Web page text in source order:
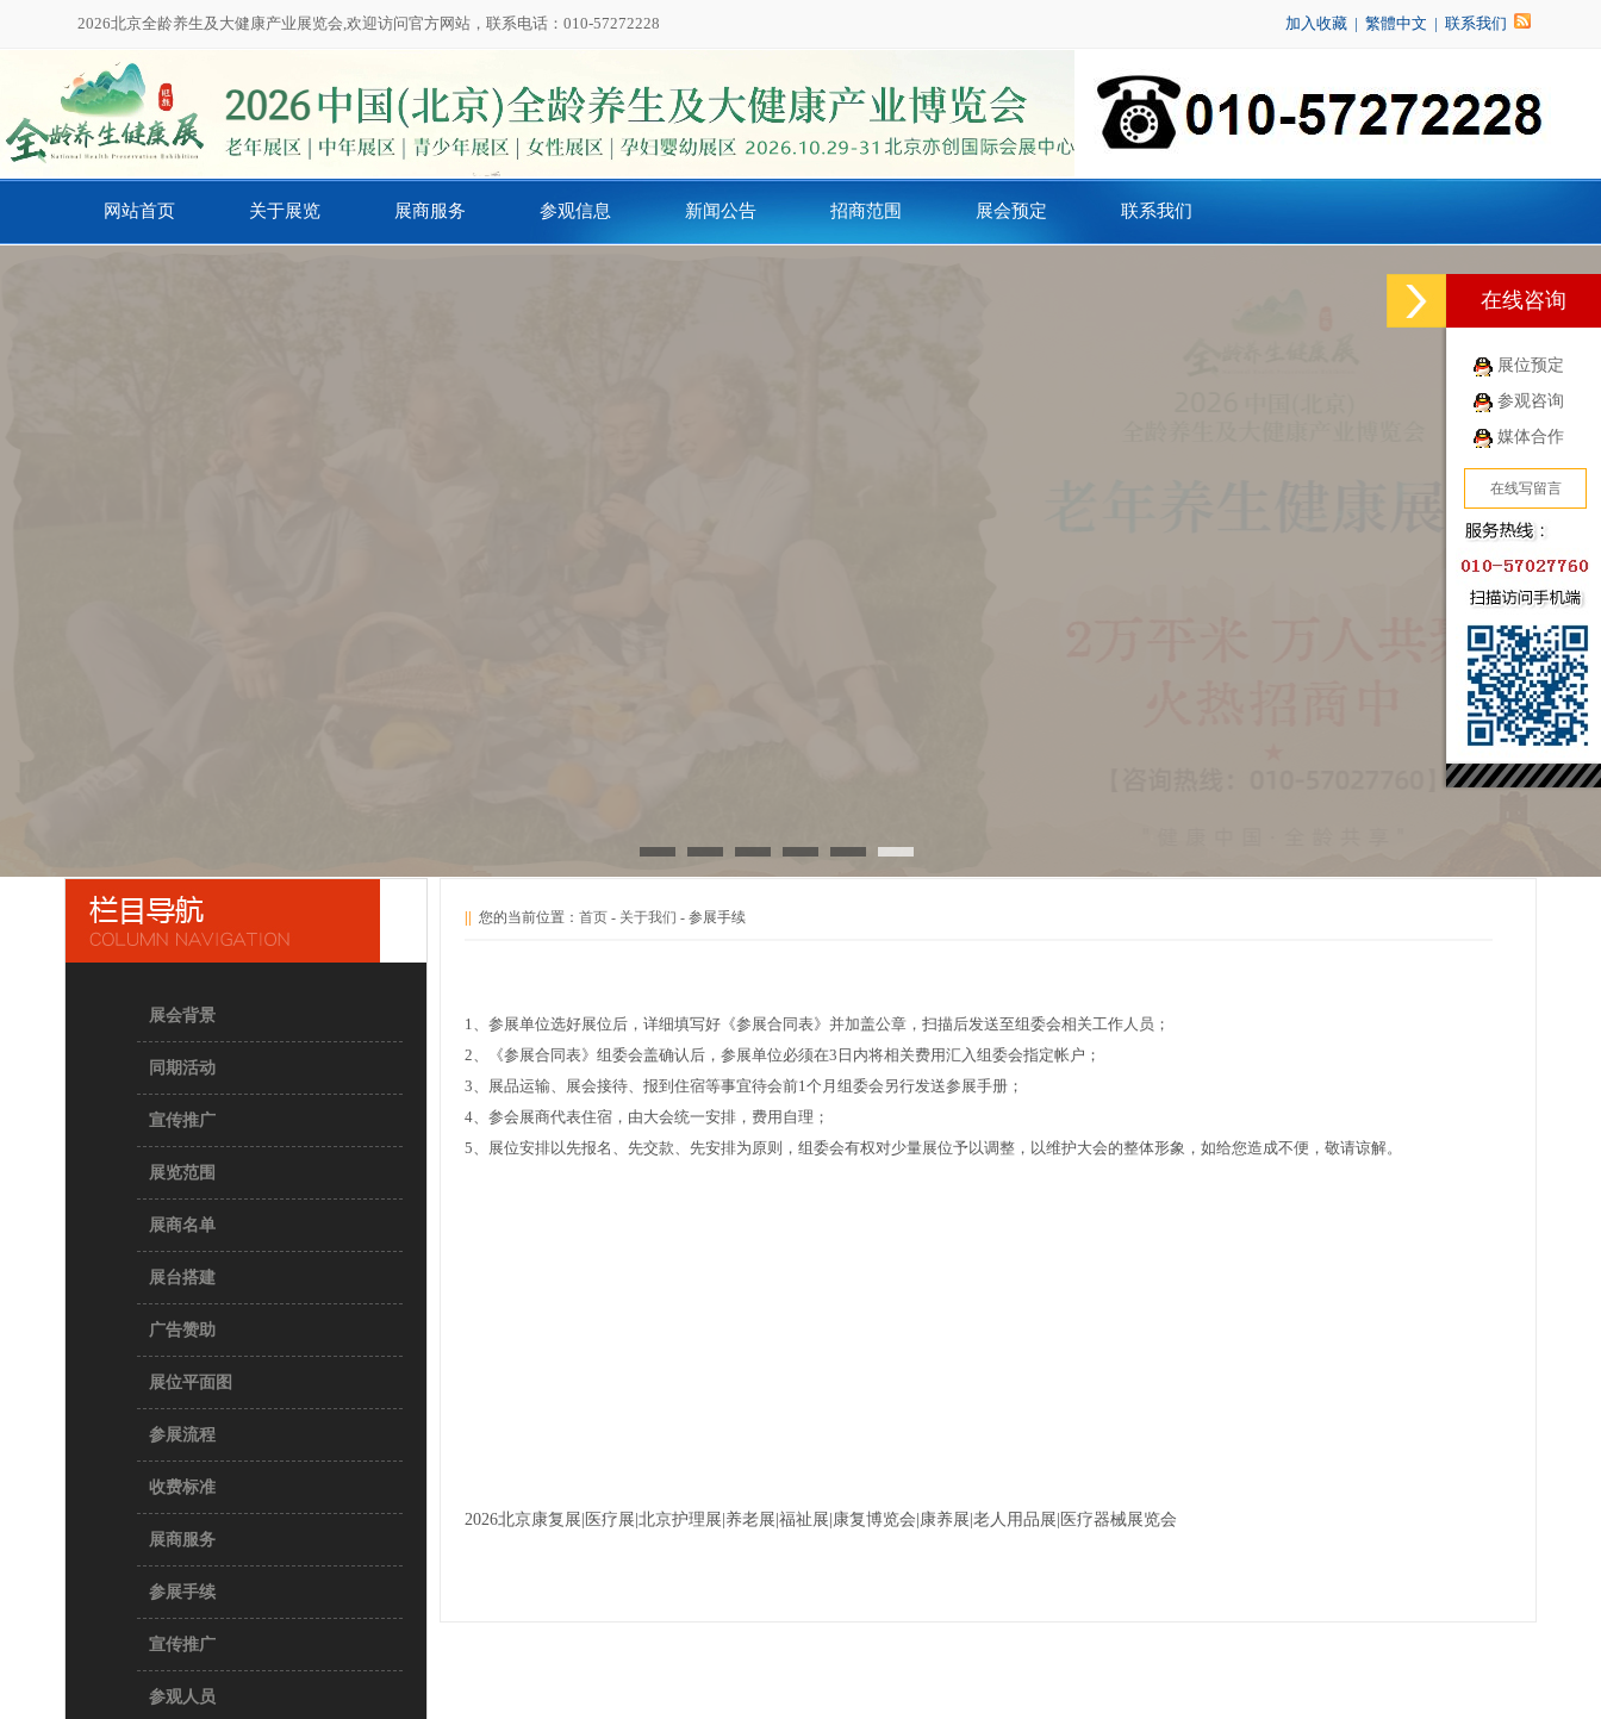
2026北京全龄养生及大健康产业展览会,欢迎访问官方网站，联系电话：010-57272228 加入收藏 | 繁體中文 | 联系我们
网站首页 关于展览 展商服务 参观信息 新闻公告 招商范围 展会预定 联系我们
展会背景
同期活动
宣传推广
展览范围
展商名单
展台搭建
广告赞助
展位平面图
参展流程
收费标准
展商服务
参展手续
宣传推广
参观人员
您的当前位置： 首页 - 关于我们 - 参展手续
1、参展单位选好展位后，详细填写好《参展合同表》并加盖公章，扫描后发送至组委会相关工作人员；
2、《参展合同表》组委会盖确认后，参展单位必须在3日内将相关费用汇入组委会指定帐户；
3、展品运输、展会接待、报到住宿等事宜待会前1个月组委会另行发送参展手册；
4、参会展商代表住宿，由大会统一安排，费用自理；
5、展位安排以先报名、先交款、先安排为原则，组委会有权对少量展位予以调整，以维护大会的整体形象，如给您造成不便，敬请谅解。
2026北京康复展|医疗展|北京护理展|养老展|福祉展|康复博览会|康养展|老人用品展|医疗器械展览会
在线咨询
展位预定
参观咨询
媒体合作
在线写留言